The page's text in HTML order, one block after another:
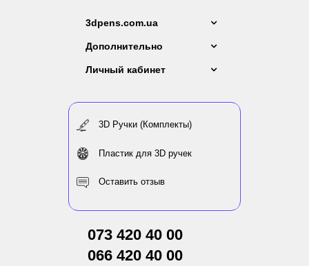
3dpens.com.ua
Дополнительно
Личный кабинет
3D Ручки (Комплекты)
Пластик для 3D ручек
Оставить отзыв
073 420 40 00
066 420 40 00